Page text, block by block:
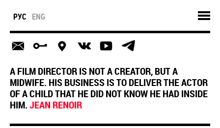
РУС ENG
A FILM DIRECTOR IS NOT A CREATOR, BUT A
MIDWIFE. HIS BUSINESS IS TO DELIVER THE ACTOR
OF A CHILD THAT HE DID NOT KNOW HE HAD INSIDE
HIM.JEAN RENOIR